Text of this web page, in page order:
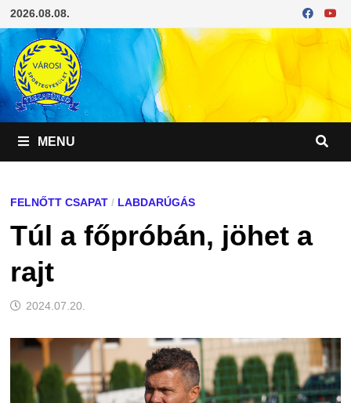
Skip
to
content
2026.08.08.
MENU
FELNŐTT CSAPAT/ LABDARÚGÁS
Túl a főpróbán, jöhet a
rajt
2024.07.20.